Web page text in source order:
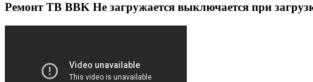
Ремонт ТВ BBK Не загружается выключается при